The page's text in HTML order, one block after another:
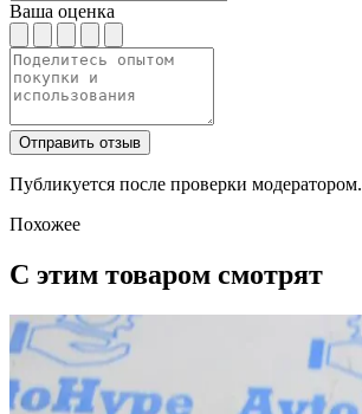
Ваша оценка
Отправить отзыв
Публикуется после проверки модератором.
Похожее
С этим товаром смотрят